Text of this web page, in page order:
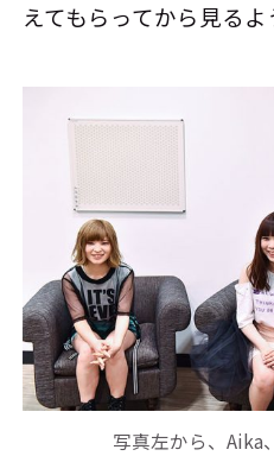
えてもらってから見るよ
写真左から、Aika